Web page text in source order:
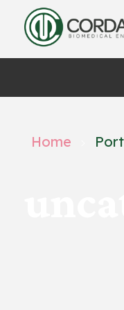
Cordamed
Biomedical Engineering
Home